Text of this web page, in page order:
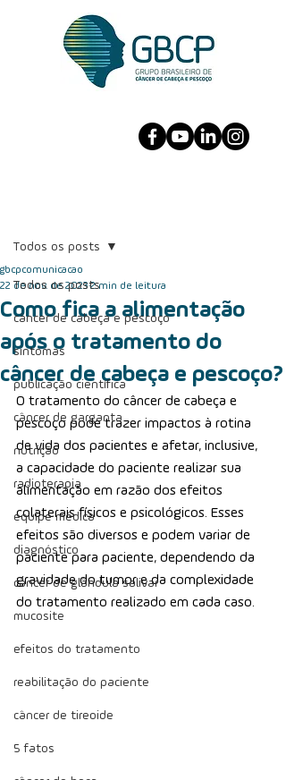
Todos os posts
câncer de cabeça e pescoço
sintomas
publicação científica
câncer de garganta
nutrição
radioterapia
equipe médica
diagnóstico
câncer de glândula salivar
mucosite
efeitos do tratamento
reabilitação do paciente
câncer de tireoide
5 fatos
Todos os posts
Como fica a alimentação
após o tratamento do
câncer de cabeça e pescoço?
gbcpcomunicacao
22 de nov. de 2023 2 min de leitura
O tratamento do câncer de cabeça e
pescoço pode trazer impactos à rotina
de vida dos pacientes e afetar, inclusive,
a capacidade do paciente realizar sua
alimentação em razão dos efeitos
colaterais físicos e psicológicos. Esses
efeitos são diversos e podem variar de
paciente para paciente, dependendo da
gravidade do tumor e da complexidade
do tratamento realizado em cada caso.